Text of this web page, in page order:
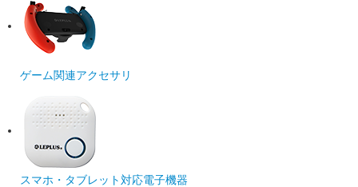
ゲーム関連アクセサリ
スマホ・タブレット対応電子機器